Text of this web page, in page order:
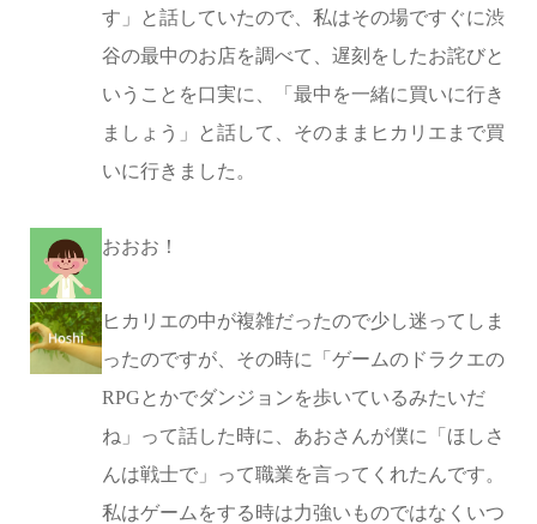
す」と話していたので、私はその場ですぐに渋
谷の最中のお店を調べて、遅刻をしたお詫びと
いうことを口実に、「最中を一緒に買いに行き
ましょう」と話して、そのままヒカリエまで買
いに行きました。
おおお！
ヒカリエの中が複雑だったので少し迷ってしま
ったのですが、その時に「ゲームのドラクエの
RPGとかでダンジョンを歩いているみたいだ
ね」って話した時に、あおさんが僕に「ほしさ
んは戦士で」って職業を言ってくれたんです。
私はゲームをする時は力強いものではなくいつ